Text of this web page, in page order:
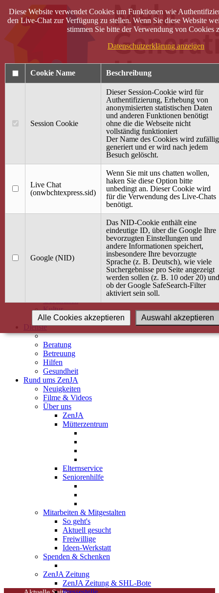
40 Jahre Mütterzentrum
Terminkalender
Gemeinsam aktiv
Gemeinsam unterwegs
wirFAIRändern
Angebot / Kurs suchen
Babybauch & Elternschaft
Gesundheit
Kultur
Alle Kurse
Dienste
Beratung
Betreuung
Hilfen
Gesundheit
Rund ums ZenJA
Neuigkeiten
Filme & Videos
Über uns
ZenJA
Mütterzentrum
Elternservice
Seniorenhilfe
Mitarbeiten & Mitgestalten
So geht's
Aktuell gesucht
Freiwillige
Ideen-Werkstatt
Spenden & Schenken
ZenJA Zeitung
ZenJA Zeitung & SHL-Bote
Diese Website verwendet Cookies um Funktionen wie
den Live-Chat zur Verfügung zu stellen. Wenn Sie diese Website
stimmen Sie bitte der Verwendung von Cookies
Datenschutzerklärung anzeigen
Cookie Name Beschreibung
Session Cookie
Dieser Session-Cookie wird für
Authentifizierung, Erhebung von
anonymisierten statistischen Daten
und anderen Funktionen benötigt
ohne die die Webseite nicht
vollständig funktioniert
Der Name des Cookies wird zufällig
generiert und er wird nach jedem
Besuch gelöscht.
Live Chat
(onwbchtexpress.sid)
Wenn Sie mit uns chatten wollen,
haken Sie diese Option bitte
unbedingt an. Dieser Cookie wird
für die Verwendung des Live-Chats
benötigt.
Google (NID)
Das NID-Cookie enthält eine
eindeutige ID, über die Google Ihre
bevorzugten Einstellungen und
andere Informationen speichert,
insbesondere Ihre bevorzugte
Sprache (z. B. Deutsch), wie viele
Suchergebnisse pro Seite angezeigt
werden sollen (z. B. 10 oder 20) und
ob der Google SafeSearch-Filter
aktiviert sein soll.
Auswahl akzeptieren
Alle Cookies akzeptieren